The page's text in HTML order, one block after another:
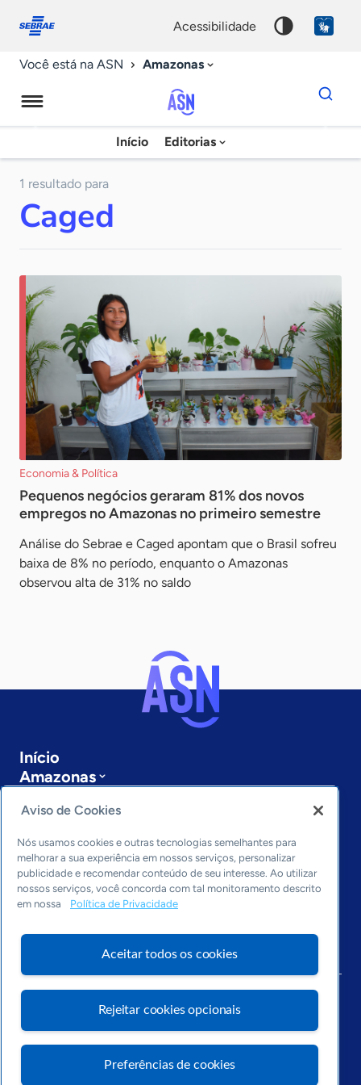
conosco
acessibilidade
Você está na ASN Amazonas
Agência
Sebrae
Início Editorias
Dados
para
chave
1 resultado para
Caged
Economia & Política
Pequenos negócios geraram 81% dos novos
empregos no Amazonas no primeiro semestre
Análise do Sebrae e Caged apontam que o Brasil sofreu
baixa de 8% no período, enquanto o Amazonas
observou alta de 31% no saldo
Início
Amazonas
Últimas notícias
Entre em contato
Editorias
Economia & Política
Inovação & Tecnologia
Dados
Visite o Portal Sebrae
Aviso de Cookies
Nós usamos cookies e outras tecnologias semelhantes para
melhorar a sua experiência em nossos serviços, personalizar
publicidade e recomendar conteúdo de seu interesse. Ao utilizar
nossos serviços, você concorda com tal monitoramento descrito
em nossa
Política de Privacidade
Aceitar todos os cookies
Rejeitar cookies opcionais
Preferências de cookies